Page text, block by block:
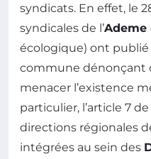
syndicats. En effet, le
syndicales de l’Ademe
écologique) ont
commune dénonçant
menacer l’existence
particulier, l’article 7
directions régionales
intégrées au sein des